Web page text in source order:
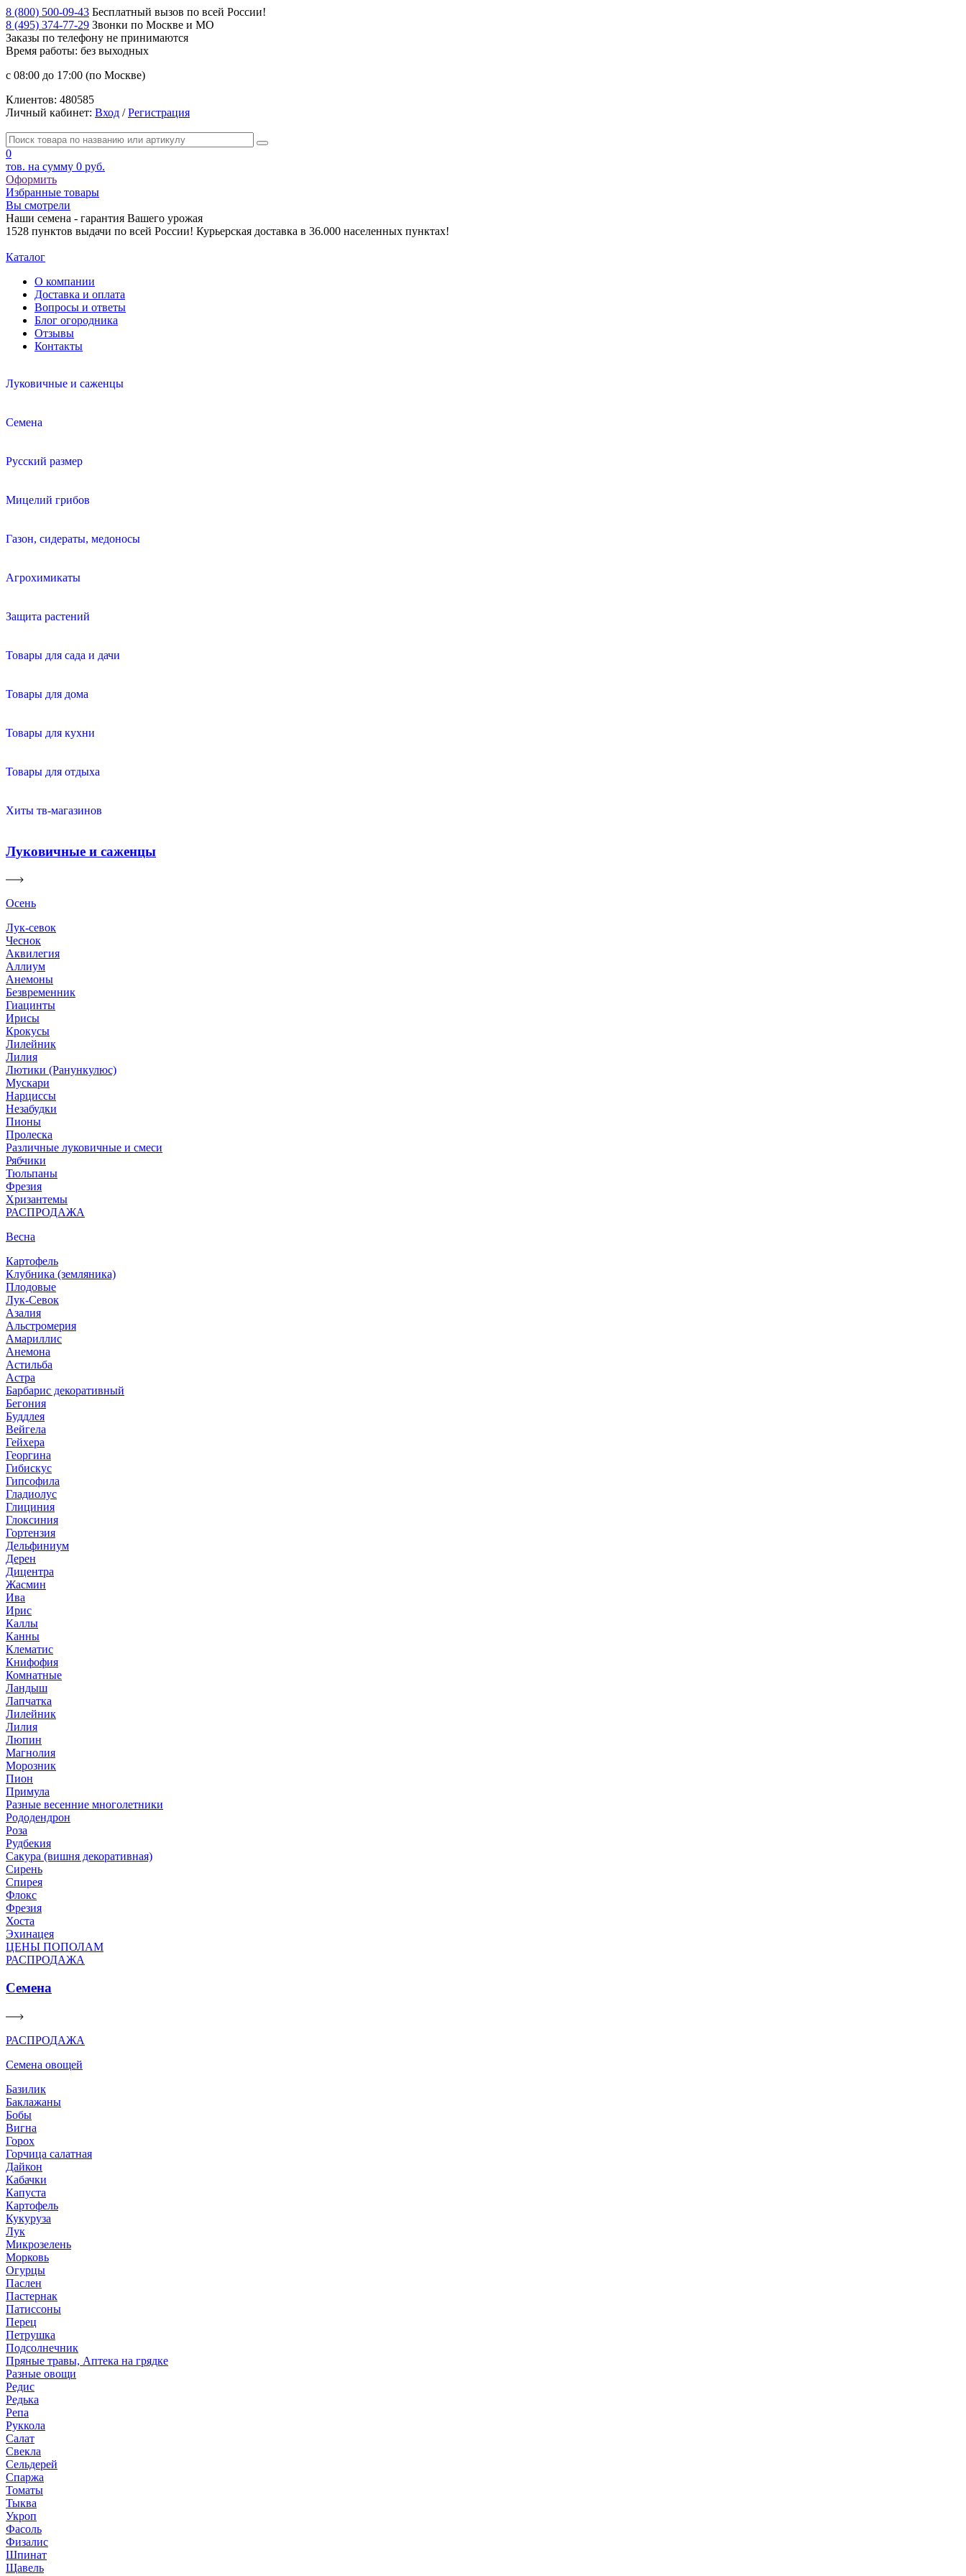
8 (800) 500-09-43 Бесплатный вызов по всей России!
8 (495) 374-77-29 Звонки по Москве и МО
Заказы по телефону не принимаются
Время работы: без выходных
с 08:00 до 17:00 (по Москве)
Клиентов: 480585
Личный кабинет: Вход /Регистрация
0
тов. на сумму 0 руб.
Оформить
Избранные товары
Вы смотрели
Наши семена - гарантия Вашего урожая
1528 пунктов выдачи по всей России! Курьерская доставка в 36.000 населенных пунктах!
Каталог
О компании
Доставка и оплата
Вопросы и ответы
Блог огородника
Отзывы
Контакты
Луковичные и саженцы
Семена
Русский размер
Мицелий грибов
Газон, сидераты, медоносы
Агрохимикаты
Защита растений
Товары для сада и дачи
Товары для дома
Товары для кухни
Товары для отдыха
Хиты тв-магазинов
Луковичные и саженцы
Осень
Лук-севок
Чеснок
Аквилегия
Аллиум
Анемоны
Безвременник
Гиацинты
Ирисы
Крокусы
Лилейник
Лилия
Лютики (Ранункулюс)
Мускари
Нарцисcы
Незабудки
Пионы
Пролеска
Различные луковичные и смеси
Рябчики
Тюльпаны
Фрезия
Хризантемы
РАСПРОДАЖА
Весна
Картофель
Клубника (земляника)
Плодовые
Лук-Севок
Азалия
Альстромерия
Амариллис
Анемона
Астильба
Астра
Барбарис декоративный
Бегония
Буддлея
Вейгела
Гейхера
Георгина
Гибискус
Гипсофила
Гладиолус
Глициния
Глоксиния
Гортензия
Дельфиниум
Дерен
Дицентра
Жасмин
Ива
Ирис
Каллы
Канны
Клематис
Книфофия
Комнатные
Ландыш
Лапчатка
Лилейник
Лилия
Люпин
Магнолия
Морозник
Пион
Примула
Разные весенние многолетники
Рододендрон
Роза
Рудбекия
Сакура (вишня декоративная)
Сирень
Спирея
Флокс
Фрезия
Хоста
Эхинацея
ЦЕНЫ ПОПОЛАМ
РАСПРОДАЖА
Семена
РАСПРОДАЖА
Семена овощей
Базилик
Баклажаны
Бобы
Вигна
Горох
Горчица салатная
Дайкон
Кабачки
Капуста
Картофель
Кукуруза
Лук
Микрозелень
Морковь
Огурцы
Паслен
Пастернак
Патиссоны
Перец
Петрушка
Подсолнечник
Пряные травы, Аптека на грядке
Разные овощи
Редис
Редька
Репа
Руккола
Салат
Свекла
Сельдерей
Спаржа
Томаты
Тыква
Укроп
Фасоль
Физалис
Шпинат
Щавель